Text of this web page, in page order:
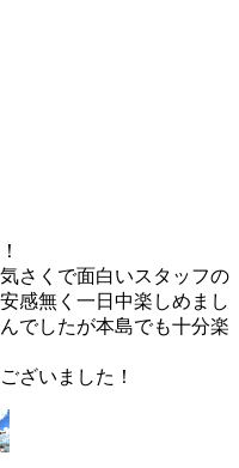
さくで面白いスタッフの
感無く一日中楽しめまし
でしたが本島でも十分楽
ざいました！